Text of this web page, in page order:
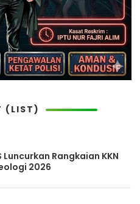
(LIST)
Luncurkan Rangkaian KKN
2026